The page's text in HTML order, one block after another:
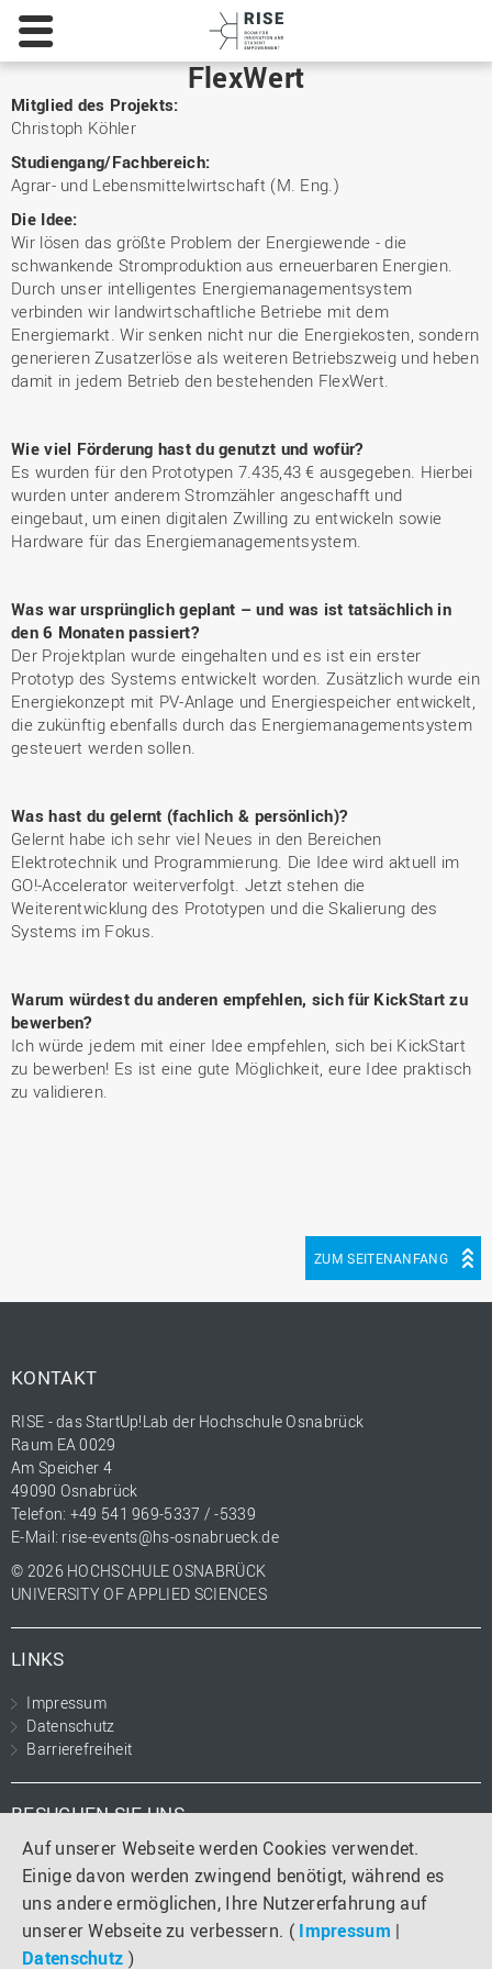
Auf unserer Webseite werden Cookies verwendet.
Einige davon werden zwingend benötigt, während es
uns andere ermöglichen, Ihre Nutzererfahrung auf
unserer Webseite zu verbessern. ( Impressum |
Datenschutz )
-
FlexWert
Mitglied des Projekts:
Christoph Köhler
Studiengang/Fachbereich:
Agrar- und Lebensmittelwirtschaft (M. Eng.)
Die Idee:
Wir lösen das größte Problem der Energiewende - die
schwankende Stromproduktion aus erneuerbaren Energien.
Durch unser intelligentes Energiemanagementsystem
verbinden wir landwirtschaftliche Betriebe mit dem
Energiemarkt. Wir senken nicht nur die Energiekosten, sondern
generieren Zusatzerlöse als weiteren Betriebszweig und heben
damit in jedem Betrieb den bestehenden FlexWert.
Wie viel Förderung hast du genutzt und wofür?
Es wurden für den Prototypen 7.435,43 € ausgegeben. Hierbei
wurden unter anderem Stromzähler angeschafft und
eingebaut, um einen digitalen Zwilling zu entwickeln sowie
Hardware für das Energiemanagementsystem.
Was war ursprünglich geplant – und was ist tatsächlich in
den 6 Monaten passiert?
Der Projektplan wurde eingehalten und es ist ein erster
Prototyp des Systems entwickelt worden. Zusätzlich wurde ein
Energiekonzept mit PV-Anlage und Energiespeicher entwickelt,
die zukünftig ebenfalls durch das Energiemanagementsystem
gesteuert werden sollen.
Was hast du gelernt (fachlich & persönlich)?
Gelernt habe ich sehr viel Neues in den Bereichen
Elektrotechnik und Programmierung. Die Idee wird aktuell im
GO!-Accelerator weiterverfolgt. Jetzt stehen die
Weiterentwicklung des Prototypen und die Skalierung des
Systems im Fokus.
Warum würdest du anderen empfehlen, sich für KickStart zu
bewerben?
Ich würde jedem mit einer Idee empfehlen, sich bei KickStart
zu bewerben! Es ist eine gute Möglichkeit, eure Idee praktisch
zu validieren.
ZUM SEITENANFANG
KONTAKT
RISE - das StartUp!Lab der Hochschule Osnabrück
Raum EA 0029
Am Speicher 4
49090 Osnabrück
Telefon: +49 541 969-5337 / -5339
E-Mail: rise-events@hs-osnabrueck.de
© 2026 HOCHSCHULE OSNABRÜCK
UNIVERSITY OF APPLIED SCIENCES
LINKS
Impressum
Datenschutz
Barrierefreiheit
BESUCHEN SIE UNS
Instagram
LinkedIn